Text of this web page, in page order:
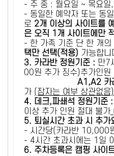
- 주 중 : 월요일 ~ 목요일
- 동일한 예약자 또는 동
로 2개 이상의 사이트를
은 오직 1개 사이트에만
- 한 가족 기준 단 한 개의
택만 선택(적용) 가능합니
3. 카라반 정원기준 : 만7
00원 추가 징수)추가인원
A1,A2 카라
가 (잠자는 여부 상관없음)
4. 데크,파쇄석 정원기준 :
이상 추가 인원 절대 불가
5. 퇴실시간 초과 시 추가
- 시간당(카라반 10,000
- 4시간 초과시에는 1일
6. 주차등록은 캠핑 사이